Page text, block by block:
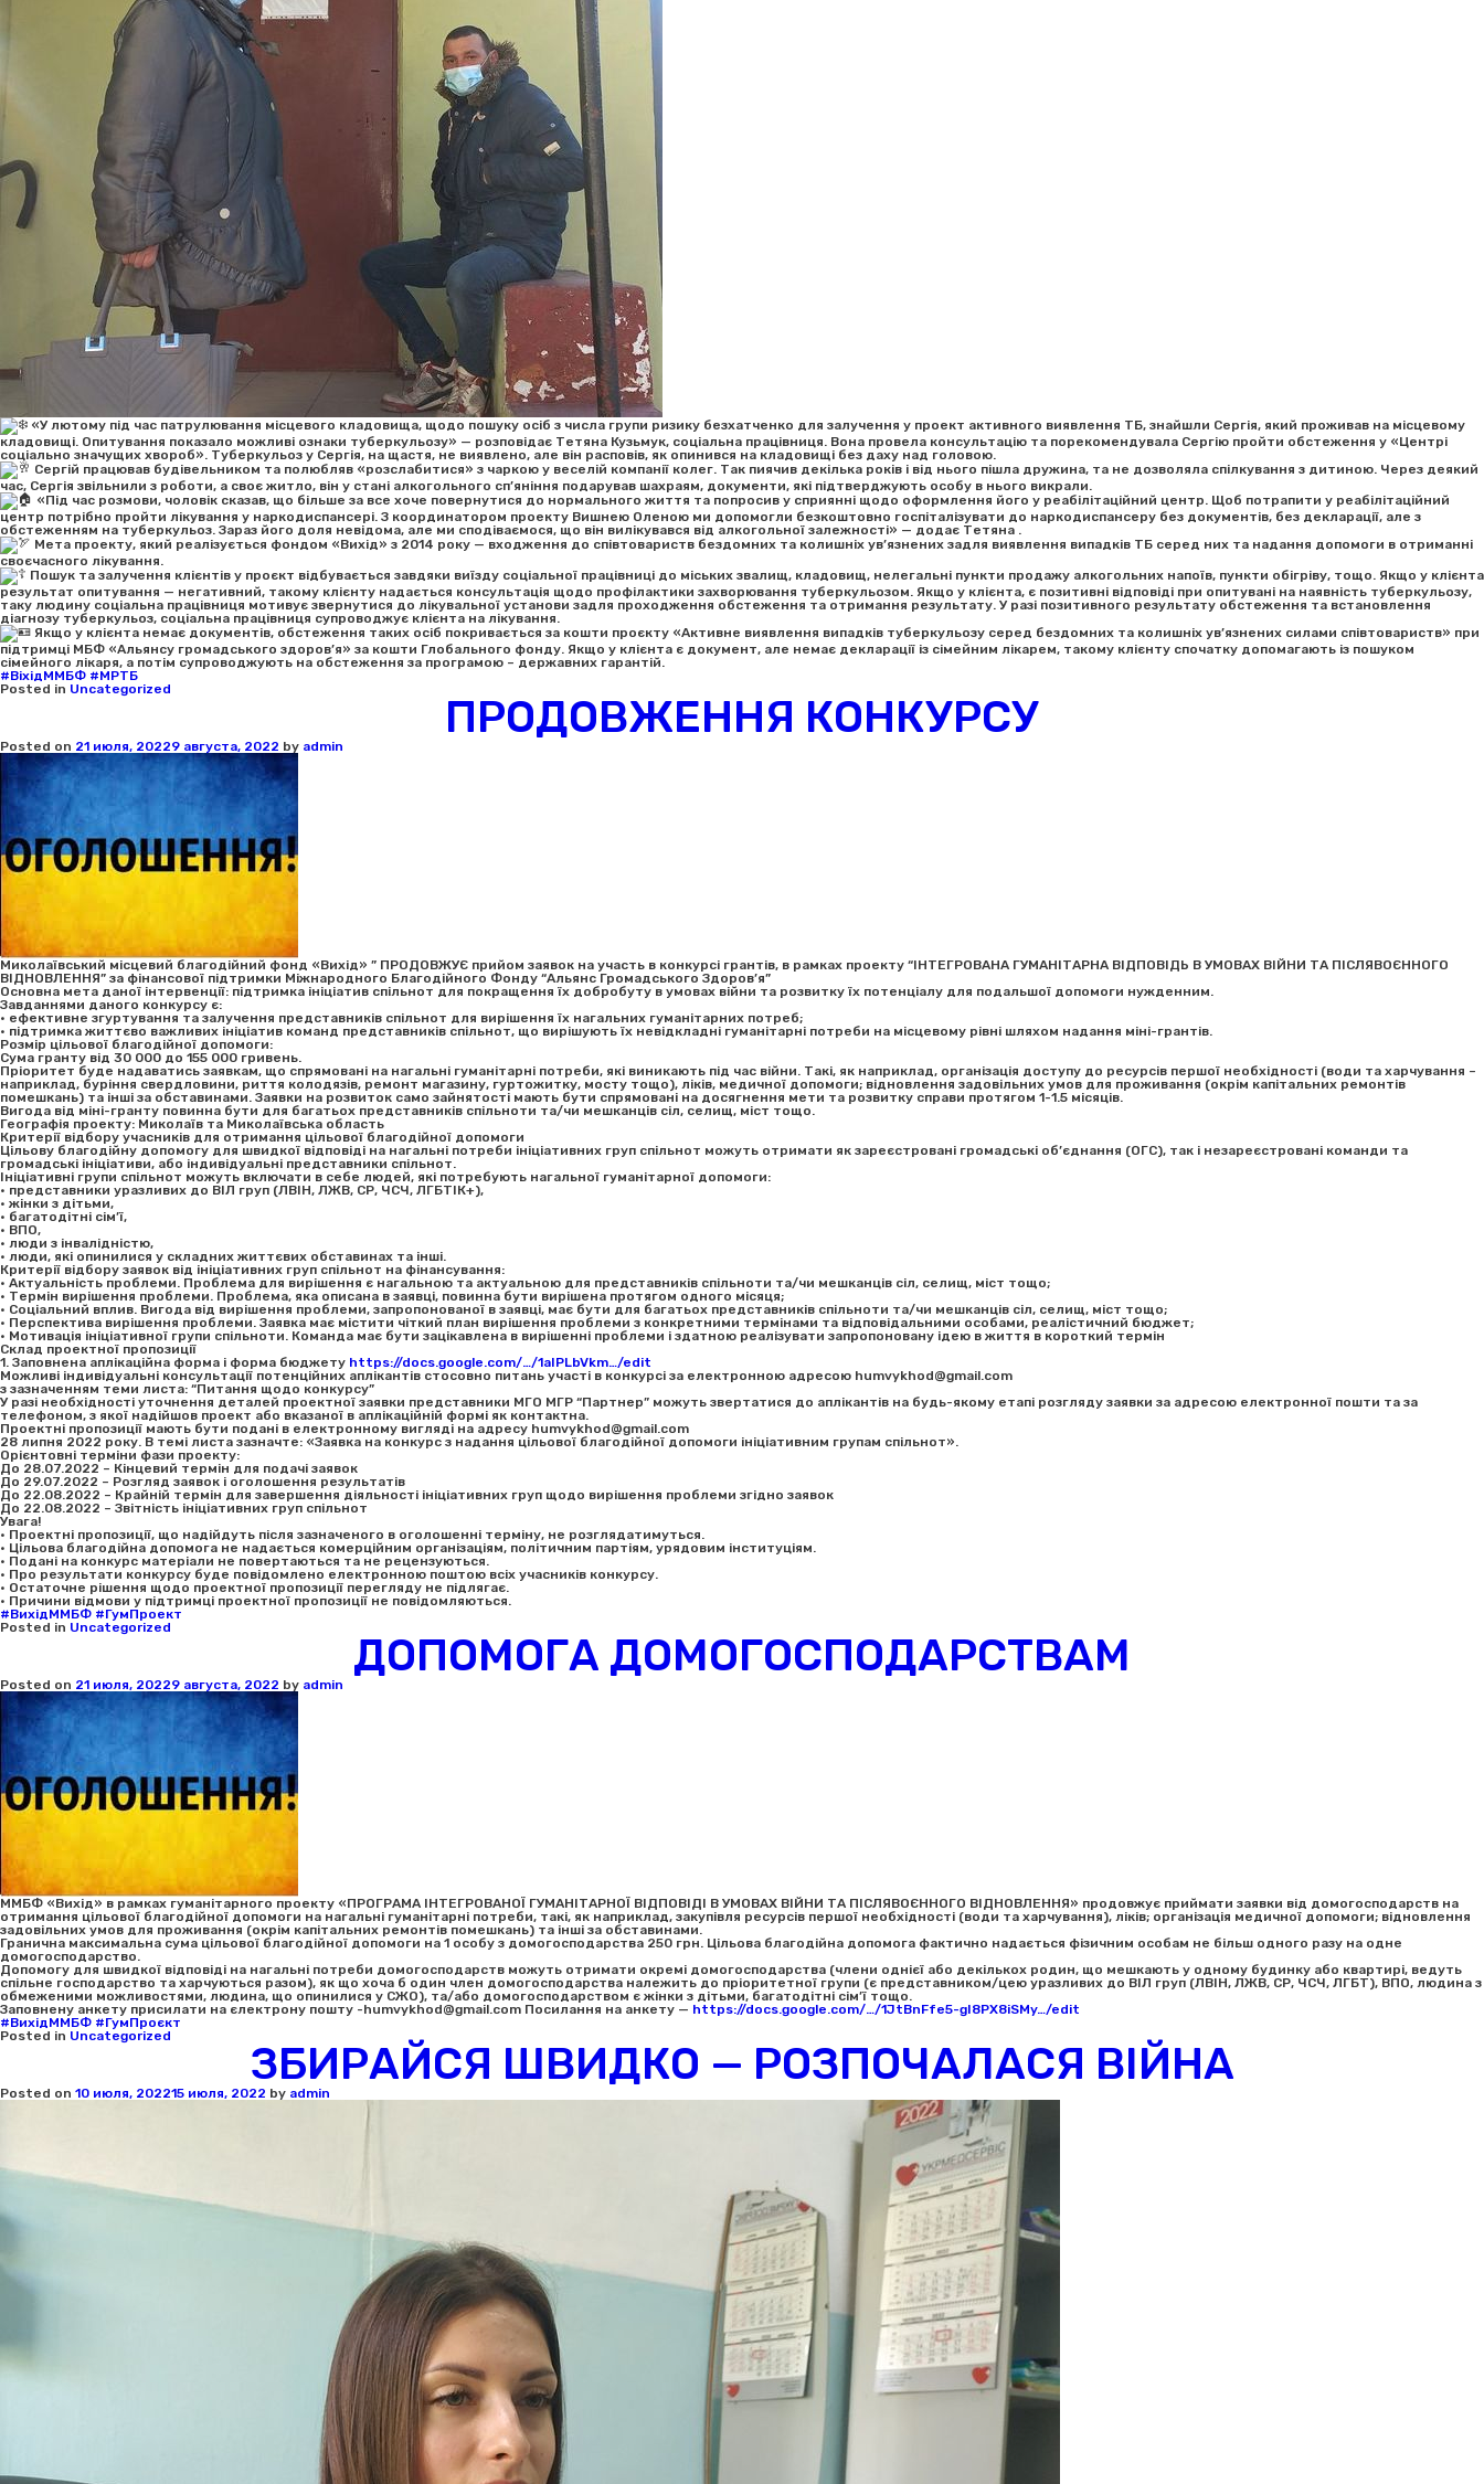
«У лютому під час патрулювання місцевого кладовища, щодо пошуку осіб з числа групи ризику безхатченко для залучення у проект активного виявлення ТБ, знайшли Сергія, який проживав на місцевому
кладовищі. Опитування показало можливі ознаки туберкульозу» — розповідає Тетяна Кузьмук, соціальна працівниця. Вона провела консультацію та порекомендувала Сергію пройти обстеження у «Центрі
соціально значущих хвороб». Туберкульоз у Сергія, на щастя, не виявлено, але він расповів, як опинився на кладовищі без даху над головою.
Сергій працював будівельником та полюбляв «розслабитися» з чаркою у веселій компанії колег. Так пиячив декілька років і від нього пішла дружина, та не дозволяла спілкування з дитиною. Через деякий
час, Сергія звільнили з роботи, а своє житло, він у стані алкогольного сп’яніння подарував шахраям, документи, які підтверджують особу в нього викрали.
«Під час розмови, чоловік сказав, що більше за все хоче повернутися до нормального життя та попросив у сприянні щодо оформлення його у реабілітаційний центр. Щоб потрапити у реабілітаційний
центр потрібно пройти лікування у наркодиспансері. З координатором проекту Вишнею Оленою ми допомогли безкоштовно госпіталізувати до наркодиспансеру без документів, без декларації, але з
обстеженням на туберкульоз. Зараз його доля невідома, але ми сподіваємося, що він вилікувався від алкогольної залежності» — додає Тетяна .
Мета проекту, який реалізується фондом «Вихід» з 2014 року — входження до співтовариств бездомних та колишніх ув’язнених задля виявлення випадків ТБ серед них та надання допомоги в отриманні
своєчасного лікування.
Пошук та залучення клієнтів у проєкт відбувається завдяки виїзду соціальної працівниці до міських звалищ, кладовищ, нелегальні пункти продажу алкогольних напоїв, пункти обігріву, тощо. Якщо у клієнта
результат опитування — негативний, такому клієнту надається консультація щодо профілактики захворювання туберкульозом. Якщо у клієнта, є позитивні відповіді при опитувані на наявність туберкульозу,
таку людину соціальна працівниця мотивує звернутися до лікувальної установи задля проходження обстеження та отримання результату. У разі позитивного результату обстеження та встановлення
діагнозу туберкульоз, соціальна працівниця супроводжує клієнта на лікування.
Якщо у клієнта немає документів, обстеження таких осіб покривається за кошти проєкту «Активне виявлення випадків туберкульозу серед бездомних та колишніх ув’язнених силами співтовариств» при
підтримці МБФ «Альянсу громадського здоров’я» за кошти Глобального фонду. Якщо у клієнта є документ, але немає декларації із сімейним лікарем, такому клієнту спочатку допомагають із пошуком
сімейного лікаря, а потім супроводжують на обстеження за програмою – державних гарантій.
#ВіхідММБФ #МРТБ
Posted in Uncategorized
ПРОДОВЖЕННЯ КОНКУРСУ
Posted on 21 июля, 20229 августа, 2022 by admin
Миколаївський місцевий благодійний фонд «Вихід» ” ПРОДОВЖУЄ прийом заявок на участь в конкурсі грантів, в рамках проекту “ІНТЕГРОВАНА ГУМАНІТАРНА ВІДПОВІДЬ В УМОВАХ ВІЙНИ ТА ПІСЛЯВОЄННОГО
ВІДНОВЛЕННЯ” за фінансової підтримки Міжнародного Благодійного Фонду “Альянс Громадського Здоров’я”
Основна мета даної інтервенції: підтримка ініціатив спільнот для покращення їх добробуту в умовах війни та розвитку їх потенціалу для подальшої допомоги нужденним.
Завданнями даного конкурсу є:
• ефективне згуртування та залучення представників спільнот для вирішення їх нагальних гуманітарних потреб;
• підтримка життєво важливих ініціатив команд представників спільнот, що вирішують їх невідкладні гуманітарні потреби на місцевому рівні шляхом надання міні-грантів.
Розмір цільової благодійної допомоги:
Сума гранту від 30 000 до 155 000 гривень.
Пріоритет буде надаватись заявкам, що спрямовані на нагальні гуманітарні потреби, які виникають під час війни. Такі, як наприклад, організація доступу до ресурсів першої необхідності (води та харчування –
наприклад, буріння свердловини, риття колодязів, ремонт магазину, гуртожитку, мосту тощо), ліків, медичної допомоги; відновлення задовільних умов для проживання (окрім капітальних ремонтів
помешкань) та інші за обставинами. Заявки на розвиток само зайнятості мають бути спрямовані на досягнення мети та розвитку справи протягом 1-1.5 місяців.
Вигода від міні-гранту повинна бути для багатьох представників спільноти та/чи мешканців сіл, селищ, міст тощо.
Географія проекту: Миколаїв та Миколаївська область
Критерії відбору учасників для отримання цільової благодійної допомоги
Цільову благодійну допомогу для швидкої відповіді на нагальні потреби ініціативних груп спільнот можуть отримати як зареєстровані громадські об’єднання (ОГС), так і незареєстровані команди та
громадські ініціативи, або індивідуальні представники спільнот.
Ініціативні групи спільнот можуть включати в себе людей, які потребують нагальної гуманітарної допомоги:
• представники уразливих до ВІЛ груп (ЛВІН, ЛЖВ, СР, ЧСЧ, ЛГБТІК+),
• жінки з дітьми,
• багатодітні сім’ї,
• ВПО,
• люди з інвалідністю,
• люди, які опинилися у складних життєвих обставинах та інші.
Критерії відбору заявок від ініціативних груп спільнот на фінансування:
• Актуальність проблеми. Проблема для вирішення є нагальною та актуальною для представників спільноти та/чи мешканців сіл, селищ, міст тощо;
• Термін вирішення проблеми. Проблема, яка описана в заявці, повинна бути вирішена протягом одного місяця;
• Соціальний вплив. Вигода від вирішення проблеми, запропонованої в заявці, має бути для багатьох представників спільноти та/чи мешканців сіл, селищ, міст тощо;
• Перспектива вирішення проблеми. Заявка має містити чіткий план вирішення проблеми з конкретними термінами та відповідальними особами, реалістичний бюджет;
• Мотивація ініціативної групи спільноти. Команда має бути зацікавлена в вирішенні проблеми і здатною реалізувати запропоновану ідею в життя в короткий термін
Склад проектної пропозиції
1. Заповнена аплікаційна форма і форма бюджету https://docs.google.com/…/1aIPLbVkm…/edit
Можливі індивідуальні консультації потенційних аплікантів стосовно питань участі в конкурсі за електронною адресою humvykhod@gmail.com
з зазначенням теми листа: “Питання щодо конкурсу”
У разі необхідності уточнення деталей проектної заявки представники МГО МГР “Партнер” можуть звертатися до аплікантів на будь-якому етапі розгляду заявки за адресою електронної пошти та за
телефоном, з якої надійшов проект або вказаної в аплікаційній формі як контактна.
Проектні пропозиції мають бути подані в електронному вигляді на адресу humvykhod@gmail.com
28 липня 2022 року. В темі листа зазначте: «Заявка на конкурс з надання цільової благодійної допомоги ініціативним групам спільнот».
Орієнтовні терміни фази проекту:
До 28.07.2022 – Кінцевий термін для подачі заявок
До 29.07.2022 – Розгляд заявок і оголошення результатів
До 22.08.2022 – Крайній термін для завершення діяльності ініціативних груп щодо вирішення проблеми згідно заявок
До 22.08.2022 – Звітність ініціативних груп спільнот
Увага!
• Проектні пропозиції, що надійдуть після зазначеного в оголошенні терміну, не розглядатимуться.
• Цільова благодійна допомога не надається комерційним організаціям, політичним партіям, урядовим інституціям.
• Подані на конкурс матеріали не повертаються та не рецензуються.
• Про результати конкурсу буде повідомлено електронною поштою всіх учасників конкурсу.
• Остаточне рішення щодо проектної пропозиції перегляду не підлягає.
• Причини відмови у підтримці проектної пропозиції не повідомляються.
#ВихідММБФ #ГумПроект
Posted in Uncategorized
ДОПОМОГА ДОМОГОСПОДАРСТВАМ
Posted on 21 июля, 20229 августа, 2022 by admin
ММБФ «Вихід» в рамках гуманітарного проекту «ПРОГРАМА ІНТЕГРОВАНОЇ ГУМАНІТАРНОЇ ВІДПОВІДІ В УМОВАХ ВІЙНИ ТА ПІСЛЯВОЄННОГО ВІДНОВЛЕННЯ» продовжує приймати заявки від домогосподарств на
отримання цільової благодійної допомоги на нагальні гуманітарні потреби, такі, як наприклад, закупівля ресурсів першої необхідності (води та харчування), ліків; організація медичної допомоги; відновлення
задовільних умов для проживання (окрім капітальних ремонтів помешкань) та інші за обставинами.
Гранична максимальна сума цільової благодійної допомоги на 1 особу з домогосподарства 250 грн. Цільова благодійна допомога фактично надається фізичним особам не більш одного разу на одне
домогосподарство.
Допомогу для швидкої відповіді на нагальні потреби домогосподарств можуть отримати окремі домогосподарства (члени однієї або декількох родин, що мешкають у одному будинку або квартирі, ведуть
спільне господарство та харчуються разом), як що хоча б один член домогосподарства належить до пріоритетної групи (є представником/цею уразливих до ВІЛ груп (ЛВІН, ЛЖВ, СР, ЧСЧ, ЛГБТ), ВПО, людина з
обмеженими можливостями, людина, що опинилися у СЖО), та/або домогосподарством є жінки з дітьми, багатодітні сім’ї тощо.
Заповнену анкету присилати на єлектрону пошту -humvykhod@gmail.com Посилання на анкету — https://docs.google.com/…/1JtBnFfe5-gI8PX8iSMy…/edit
#ВихідММБФ #ГумПроєкт
Posted in Uncategorized
ЗБИРАЙСЯ ШВИДКО — РОЗПОЧАЛАСЯ ВІЙНА
Posted on 10 июля, 202215 июля, 2022 by admin